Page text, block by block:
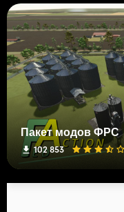
Пакет модов ФРС
102 853